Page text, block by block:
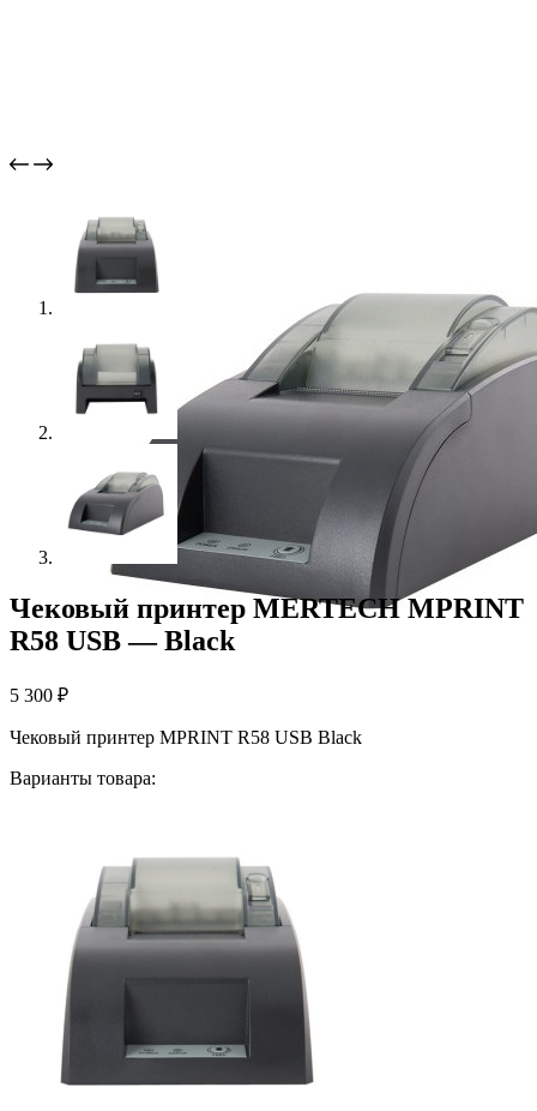
Чековый принтер MERTECH MPRINT
R58 USB — Black
5 300 ₽
Чековый принтер MPRINT R58 USB Black
Варианты товара: